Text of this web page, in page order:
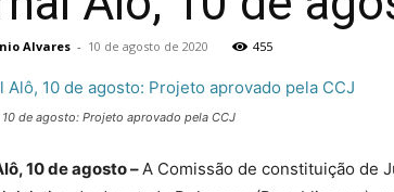
Alvares - 10 de agosto de 2020 455
de agosto: Projeto aprovado pela CCJ
10 de agosto –A Comissão de constituição de